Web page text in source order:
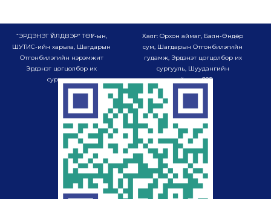
“ЭРДЭНЭТ ҮЙЛДВЭР” ТӨҮГ-ын,
ШУТИС-ийн харьяа, Шагдарын
Отгонбилэгийн нэрэмжит
Эрдэнэт цогцолбор их
сургууль
Хаяг: Орхон аймаг, Баян-Өндөр
сум, Шагдарын Отгонбилэгийн
гудамж, Эрдэнэт цогцолбор их
сургууль, Шуудангийн
хайрцаг-985